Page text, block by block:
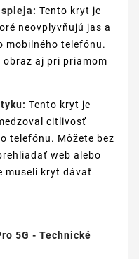
Tento kryt je
neovplyvňujú jas a
mobilného telefónu.
aj pri priamom
Tento kryt je
citlivosť
telefónu. Môžete bez
web alebo
museli kryt dávať
5G - Technické